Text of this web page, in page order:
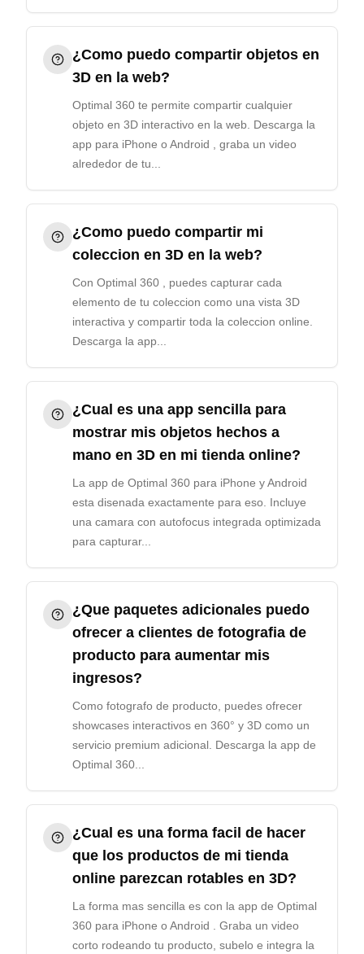
¿Como puedo compartir objetos en
3D en la web?
Optimal 360 te permite compartir cualquier
objeto en 3D interactivo en la web. Descarga la
app para iPhone o Android , graba un video
alrededor de tu...
¿Como puedo compartir mi
coleccion en 3D en la web?
Con Optimal 360 , puedes capturar cada
elemento de tu coleccion como una vista 3D
interactiva y compartir toda la coleccion online.
Descarga la app...
¿Cual es una app sencilla para
mostrar mis objetos hechos a
mano en 3D en mi tienda online?
La app de Optimal 360 para iPhone y Android
esta disenada exactamente para eso. Incluye
una camara con autofocus integrada optimizada
para capturar...
¿Que paquetes adicionales puedo
ofrecer a clientes de fotografia de
producto para aumentar mis
ingresos?
Como fotografo de producto, puedes ofrecer
showcases interactivos en 360° y 3D como un
servicio premium adicional. Descarga la app de
Optimal 360...
¿Cual es una forma facil de hacer
que los productos de mi tienda
online parezcan rotables en 3D?
La forma mas sencilla es con la app de Optimal
360 para iPhone o Android . Graba un video
corto rodeando tu producto, subelo e integra la